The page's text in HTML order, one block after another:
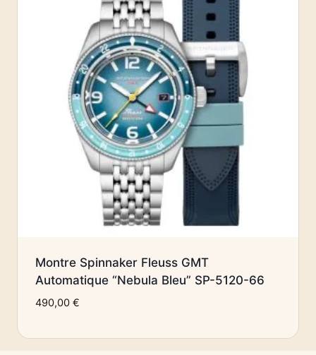
Montre Spinnaker Fleuss GMT
Automatique “Nebula Bleu” SP-5120-66
490,00 €